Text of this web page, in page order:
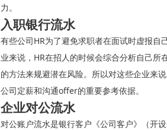
力。
入职银行流水
有些公司HR为了避免求职者在面试时虚报
业来说，HR在招人的时候会综合分析自己
的方法来规避潜在风险。所以对这些企业来
公司定薪和沟通offer的重要参考依据。
企业对公流水
对公账户流水是银行客户《公司客户》（开